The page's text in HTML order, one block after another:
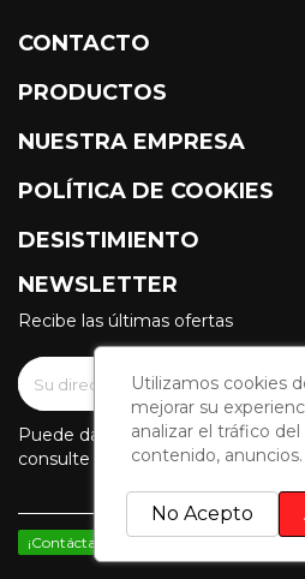
CONTACTO
PRODUCTOS
NUESTRA EMPRESA
POLÍTICA DE COOKIES
DESISTIMIENTO
NEWSLETTER
Recibe las últimas ofertas
Puede darse de baja en
consulte nuestra información de
¡Contáctanos por WhatsApp!
Utilizamos cookies
mejorar su
analizar el tráfico
contenido, anuncios.
No Acepto